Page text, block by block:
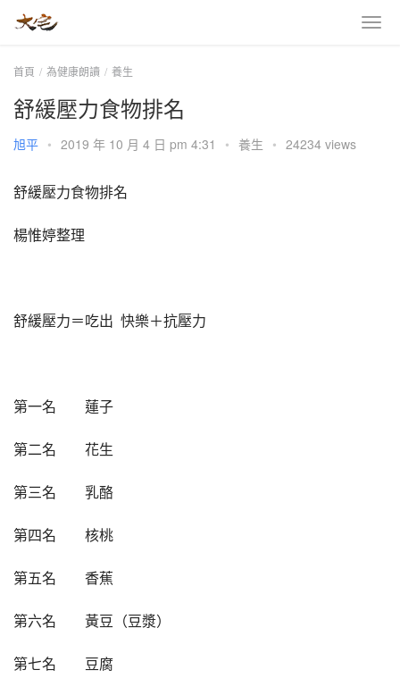
首頁 為健康朗讀 養生
舒緩壓力食物排名
旭平 • 2019 年 10 月 4 日 pm 4:31 • 養生 • 24234 views
舒緩壓力食物排名
楊惟婷整理
舒緩壓力＝吃出  快樂＋抗壓力
第一名        蓮子
第二名        花生
第三名        乳酪
第四名        核桃
第五名        香蕉
第六名        黃豆（豆漿）
第七名        豆腐